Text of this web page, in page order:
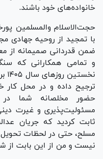
خانواده‌های خود باشند.
حجت‌الاسلام والمسلمین
با تمجید از روحیه جهادی
ضمن قدردانی صمیمانه از
و تمامی همکارانی که
ترجیح داده و در محل کار
حضور مخلصانه شما در
مسئولیت‌پذیری و غیرت
ثابت کردید که جریان
مسلح، حتی در لحظات
نیست و من از این بابت از